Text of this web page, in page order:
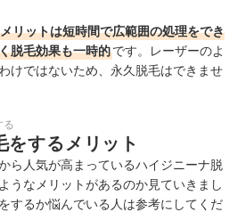
リットは短時間で広範囲の処理をでき
脱毛効果も一時的です。レーザーのよ
けではないため、永久脱毛はできませ
る
をするメリット
ら人気が高まっているハイジニーナ脱
うなメリットがあるのか見ていきまし
するか悩んでいる人は参考にしてくだ